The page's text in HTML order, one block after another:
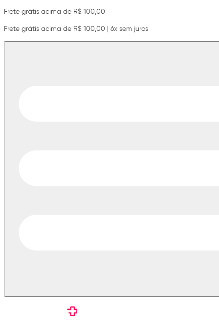
Frete grátis acima de R$ 100,00
Frete grátis acima de R$ 100,00 | 6x sem juros